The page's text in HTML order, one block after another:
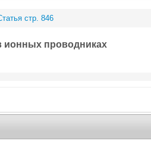
стр. 846
ионных проводниках